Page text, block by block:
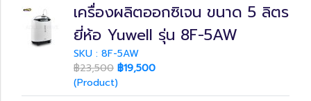
เครื่องผลิตออกซิเจน ขนาด 5 ลิตร
ยี่ห้อ Yuwell รุ่น 8F-5AW
SKU : 8F-5AW
฿23,500 ฿19,500
(Product)